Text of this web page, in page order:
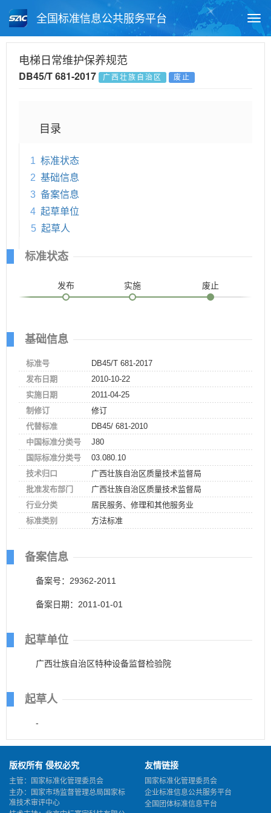
全国标准信息公共服务平台
月报查询 标准公告查询
电梯日常维护保养规范
DB45/T 681-2017 广西壮族自治区 废止
目录
1 标准状态
2 基础信息
3 备案信息
4 起草单位
5 起草人
标准状态
发布 实施 废止
基础信息
标准号
DB45/T 681-2017
发布日期
2010-10-22
实施日期
2011-04-25
制修订
修订
代替标准
DB45/ 681-2010
中国标准分类号
J80
国际标准分类号
03.080.10
技术归口
广西壮族自治区质量技术监督局
批准发布部门
广西壮族自治区质量技术监督局
行业分类
居民服务、修理和其他服务业
标准类别
方法标准
备案信息
备案号：29362-2011
备案日期：2011-01-01
起草单位
广西壮族自治区特种设备监督检验院
起草人
-
版权所有 侵权必究
主管：国家标准化管理委员会
主办：国家市场监督管理总局国家标
准技术审评中心
友情链接
国家标准化管理委员会
企业标准信息公共服务平台
全国团体标准信息平台